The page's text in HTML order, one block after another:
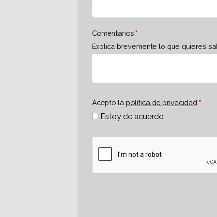
Comentarios
Explica brevemente lo que quieres
Acepto la política de privacidad
Estoy de acuerdo